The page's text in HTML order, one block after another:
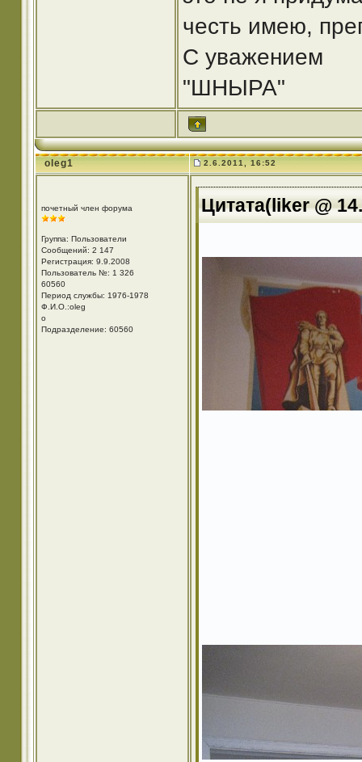
честь имею,
С уважением
"ШНЫРА"
oleg1 2.6.2011, 16:52
почетный член форума
Группа: Пользователи
Сообщений: 2 147
Регистрация: 9.9.2008
Пользователь №: 1 326
60560
Период службы: 1976-1978
Ф.И.О.:oleg
o
Подразделение: 60560
Цитата(liker @